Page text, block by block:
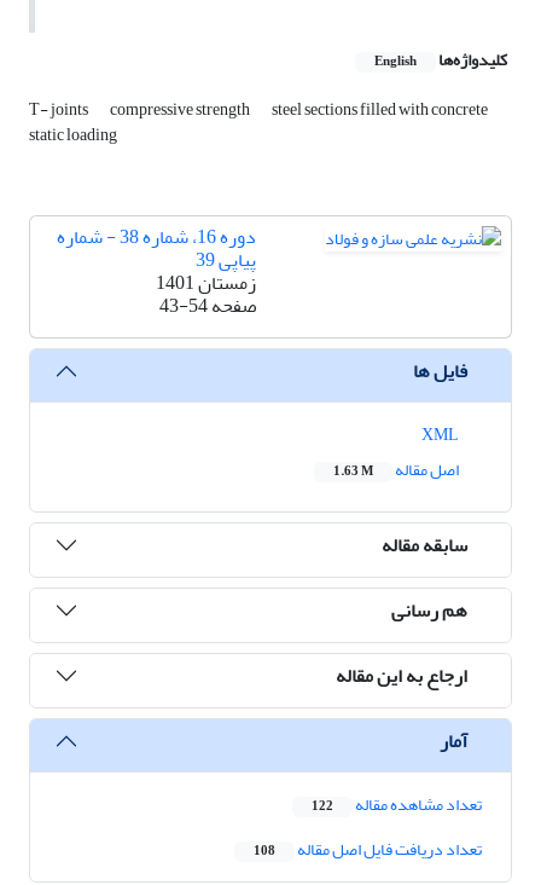
کلیدواژه‌ها English
T- joints compressive strength steel sections filled with concrete
static loading
دوره 16، شماره 38 - شماره
پیاپی 39
زمستان 1401
صفحه43-54
فایل ها
اصل مقاله
1.63 M
سابقه مقاله
هم رسانی
ارجاع به این مقاله
آمار
تعداد مشاهده مقاله 122
تعداد دریافت فایل اصل مقاله 108